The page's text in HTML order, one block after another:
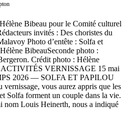
Bibeau pour le Comité culturel
invités : Des choristes du
Photo d’entête : Solfa et
BibeauSeconde photo :
Crédit photo : Hélène
VERNISSAGE 15 mai
2026 — SOLFA ET PAPILOU
vernissage, vous aurez appris que les
Solfa forment un couple dans la vie.
nom Louis Heinerth, nous a indiqué